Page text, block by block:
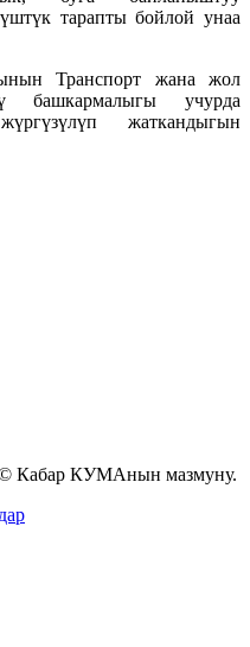
тарапты бойлой унаа
Транспорт жана жол
башкармалыгы учурда
жаткандыгын
© Кабар КУМАнын мазмуну.